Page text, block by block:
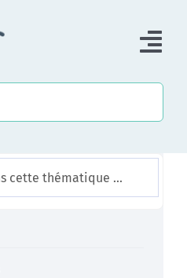
Piloter un réseau